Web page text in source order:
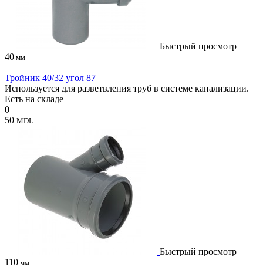
Быстрый просмотр
40 мм
Тройник 40/32 угол 87
Используется для разветвления труб в системе канализации.
Есть на складе
0
50 MDL
Быстрый просмотр
110 мм